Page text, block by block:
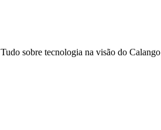
Tudo sobre tecnologia na visão do Calango